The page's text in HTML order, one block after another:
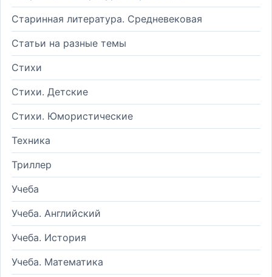
Старинная литература. Средневековая
Статьи на разные темы
Стихи
Стихи. Детские
Стихи. Юмористические
Техника
Триллер
Учеба
Учеба. Английский
Учеба. История
Учеба. Математика